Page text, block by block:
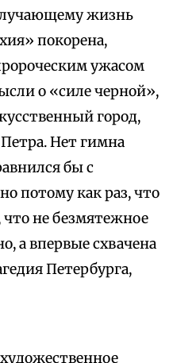
жизнь
покорена,
ужасом
о «силе черной»,
город,
Нет гимна
бы с
потому как раз, что
не безмятежное
а впервые схвачена
Петербурга,